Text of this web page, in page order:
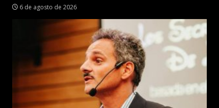
6 de agosto de 2026